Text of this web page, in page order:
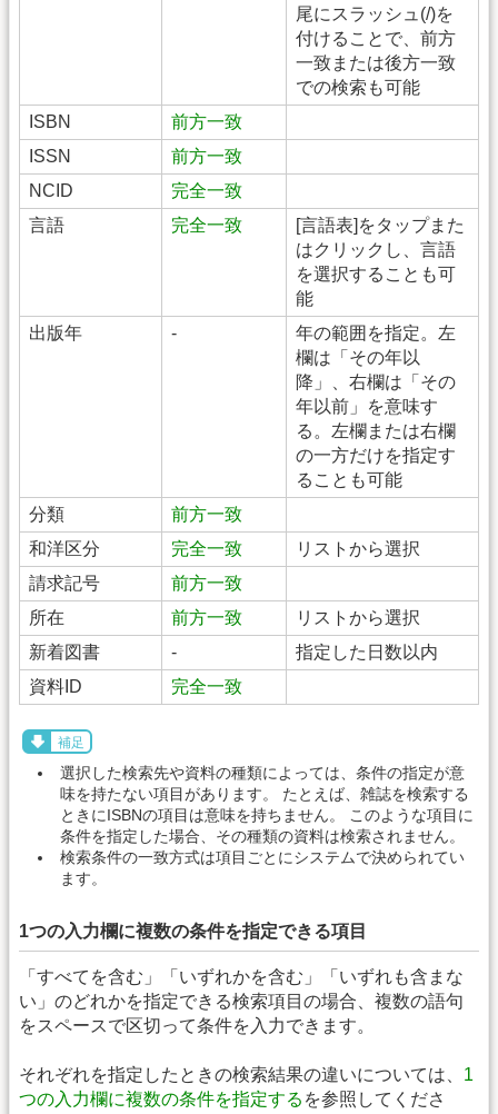
尾にスラッシュ(/)を
付けることで、前方
一致または後方一致
での検索も可能
ISBN
前方一致
ISSN
前方一致
NCID
完全一致
言語
完全一致
[言語表]をタップまた
はクリックし、言語
を選択することも可
能
出版年
-
年の範囲を指定。左
欄は「その年以
降」、右欄は「その
年以前」を意味す
る。左欄または右欄
の一方だけを指定す
ることも可能
分類
前方一致
和洋区分
完全一致
リストから選択
請求記号
前方一致
所在
前方一致
リストから選択
新着図書
-
指定した日数以内
資料ID
完全一致
補足
選択した検索先や資料の種類によっては、条件の指定が意
味を持たない項目があります。 たとえば、雑誌を検索する
ときにISBNの項目は意味を持ちません。 このような項目に
条件を指定した場合、その種類の資料は検索されません。
検索条件の一致方式は項目ごとにシステムで決められてい
ます。
1つの入力欄に複数の条件を指定できる項目
「すべてを含む」「いずれかを含む」「いずれも含まな
い」のどれかを指定できる検索項目の場合、複数の語句
をスペースで区切って条件を入力できます。
それぞれを指定したときの検索結果の違いについては、 1
つの入力欄に複数の条件を指定する を参照してくださ